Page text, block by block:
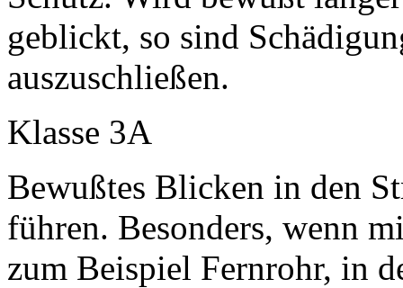
geblickt, so sind
auszuschließen.
Klasse 3A
Bewußtes Blicken in den
führen. Besonders, wenn
zum Beispiel Fernrohr, in